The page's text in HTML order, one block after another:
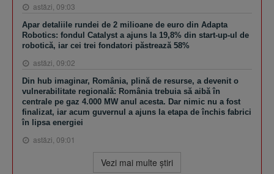
astăzi, 09:03
Apar detaliile rundei de 2 milioane de euro din Adapta
Robotics: fondul Catalyst a ajuns la 19,8% din start-up-ul de
robotică, iar cei trei fondatori păstrează 58%
astăzi, 09:02
Din hub imaginar, România, plină de resurse, a devenit o
vulnerabilitate regională: România trebuia să aibă în
centrale pe gaz 4.000 MW anul acesta. Dar nimic nu a fost
finalizat, iar acum guvernul a ajuns la etapa de închis fabrici
în lipsa energiei
astăzi, 09:01
Vezi mai multe ştiri